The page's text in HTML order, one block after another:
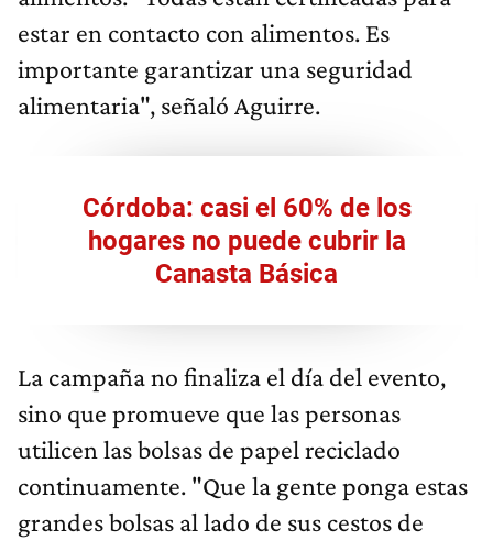
estar en contacto con alimentos. Es
importante garantizar una seguridad
alimentaria", señaló Aguirre.
Córdoba: casi el 60% de los
hogares no puede cubrir la
Canasta Básica
La campaña no finaliza el día del evento,
sino que promueve que las personas
utilicen las bolsas de papel reciclado
continuamente. "Que la gente ponga estas
grandes bolsas al lado de sus cestos de